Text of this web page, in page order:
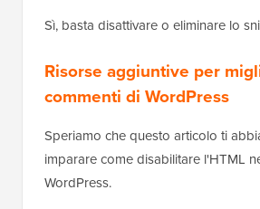
Sì, basta disattivare o eliminare lo
Risorse aggiuntive per
commenti di WordPress
Speriamo che questo articolo ti
imparare come disabilitare l'HTML
WordPress.